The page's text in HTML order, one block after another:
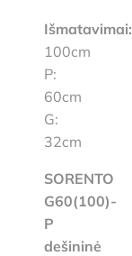
Išmatavimai:
100cm
P:
60cm
G:
32cm
SORENTO
G60(100)-
P
dešininė